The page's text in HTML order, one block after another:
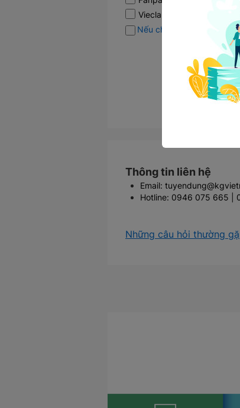
Vieclam24h
Nếu chưa có CV, bạn có
Thông tin liên hệ
Email:
Hotline: 0946 075 665 |
Những câu hỏi thường